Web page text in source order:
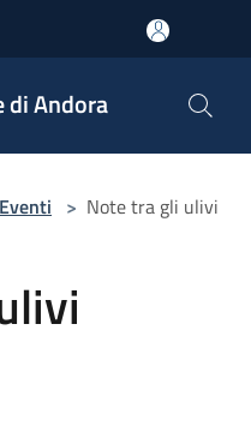
di Andora
Eventi > Note tra gli ulivi